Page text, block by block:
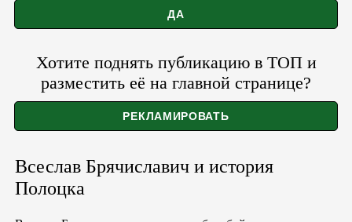
Хотите поднять публикацию в ТОП и
разместить её на главной странице?
Всеслав Брячиславич и история
Полоцка